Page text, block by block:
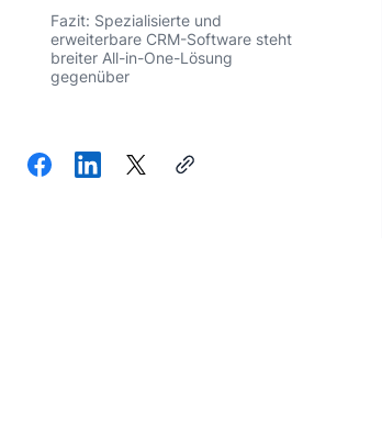
Fazit: Spezialisierte und
erweiterbare CRM-Software steht
breiter All-in-One-Lösung
gegenüber